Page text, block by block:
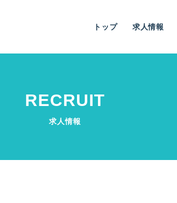
トップ 求人情報
RECRUIT
求人情報